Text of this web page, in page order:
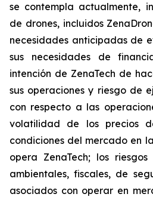
se contempla actualmente,
de drones, incluidos
necesidades anticipadas de
sus necesidades de
intención de ZenaTech de
sus operaciones y riesgo de
con respecto a las
volatilidad de los precios
condiciones del mercado en
opera ZenaTech; los riesgos
ambientales, fiscales, de
asociados con operar en